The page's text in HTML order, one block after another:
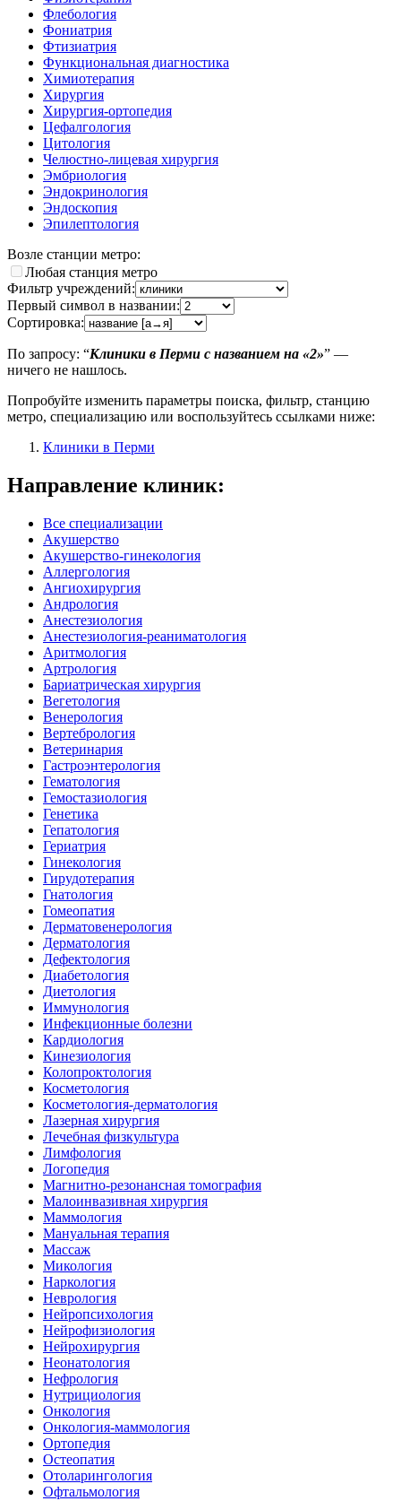
Флебология
Фониатрия
Фтизиатрия
Функциональная диагностика
Химиотерапия
Хирургия
Хирургия-ортопедия
Цефалгология
Цитология
Челюстно-лицевая хирургия
Эмбриология
Эндокринология
Эндоскопия
Эпилептология
Возле станции метро:
Любая станция метро
Фильтр учреждений:
Первый символ в названии:
Сортировка:
По запросу: “Клиники в Перми с названием на «2»” —
ничего не нашлось.
Попробуйте изменить параметры поиска, фильтр, станцию
метро, специализацию или воспользуйтесь ссылками ниже:
Клиники в Перми
Направление клиник:
Все специализации
Акушерство
Акушерство-гинекология
Аллергология
Ангиохирургия
Андрология
Анестезиология
Анестезиология-реаниматология
Аритмология
Артрология
Бариатрическая хирургия
Вегетология
Венерология
Вертебрология
Ветеринария
Гастроэнтерология
Гематология
Гемостазиология
Генетика
Гепатология
Гериатрия
Гинекология
Гирудотерапия
Гнатология
Гомеопатия
Дерматовенерология
Дерматология
Дефектология
Диабетология
Диетология
Иммунология
Инфекционные болезни
Кардиология
Кинезиология
Колопроктология
Косметология
Косметология-дерматология
Лазерная хирургия
Лечебная физкультура
Лимфология
Логопедия
Магнитно-резонансная томография
Малоинвазивная хирургия
Маммология
Мануальная терапия
Массаж
Микология
Наркология
Неврология
Нейропсихология
Нейрофизиология
Нейрохирургия
Неонатология
Нефрология
Нутрициология
Онкология
Онкология-маммология
Ортопедия
Остеопатия
Отоларингология
Офтальмология